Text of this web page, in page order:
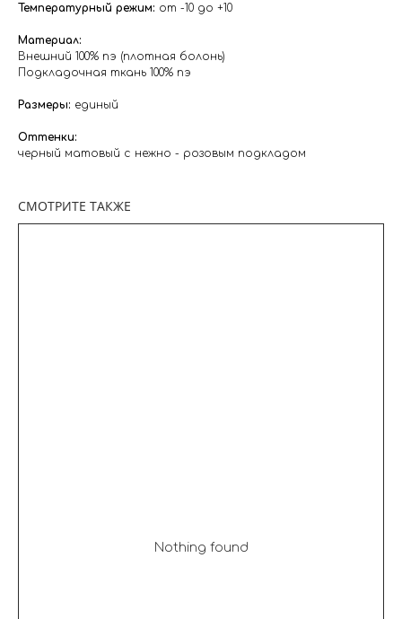
Температурный режим: от -10 до +10
⁣⁣Материал:
Внешний 100% пэ (плотная болонь)
Подкладочная ткань 100% пэ
Размеры: единый
⁣⁣Оттенки:⁣⁣
черный матовый с нежно - розовым подкладом
СМОТРИТЕ ТАКЖЕ
Nothing found